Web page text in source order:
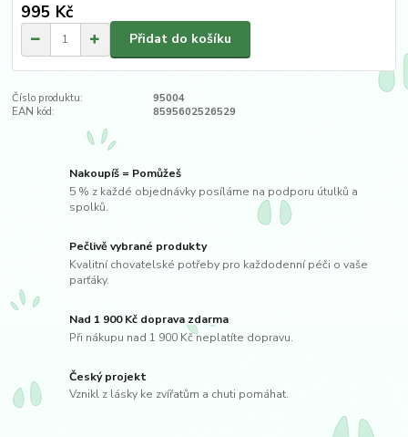
995 Kč
Přidat do košíku
Číslo produktu:
95004
EAN kód:
8595602526529
Nakoupíš = Pomůžeš
5 % z každé objednávky posíláme na podporu útulků a
spolků.
Pečlivě vybrané produkty
Kvalitní chovatelské potřeby pro každodenní péči o vaše
parťáky.
Nad 1 900 Kč doprava zdarma
Při nákupu nad 1 900 Kč neplatíte dopravu.
Český projekt
Vznikl z lásky ke zvířatům a chuti pomáhat.